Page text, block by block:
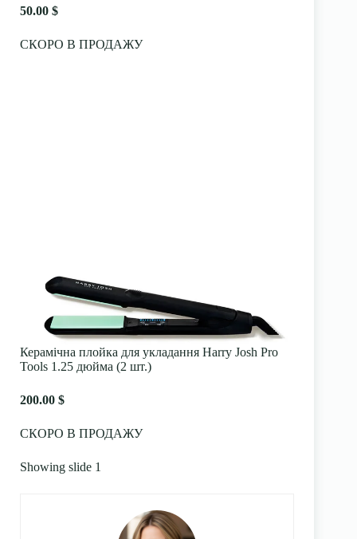
50.00 $
СКОРО В ПРОДАЖУ
Керамічна плойка для укладання Harry Josh Pro
Tools 1.25 дюйма (2 шт.)
200.00 $
СКОРО В ПРОДАЖУ
Showing slide 1